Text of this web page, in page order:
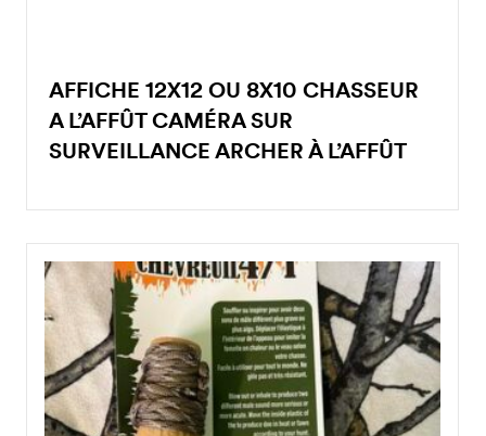
AFFICHE 12X12 OU 8X10 CHASSEUR
A L’AFFÛT CAMÉRA SUR
SURVEILLANCE ARCHER À L’AFFÛT